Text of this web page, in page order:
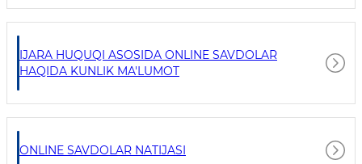
IJARA HUQUQI ASOSIDA ONLINE SAVDOLAR
HAQIDA KUNLIK MA'LUMOT
ONLINE SAVDOLAR NATIJASI